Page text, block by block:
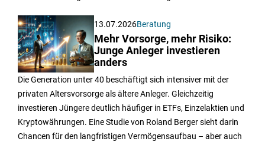
13.07.2026Beratung
Mehr Vorsorge, mehr Risiko:
Junge Anleger investieren
anders
Die Generation unter 40 beschäftigt sich intensiver mit der
privaten Altersvorsorge als ältere Anleger. Gleichzeitig
investieren Jüngere deutlich häufiger in ETFs, Einzelaktien und
Kryptowährungen. Eine Studie von Roland Berger sieht darin
Chancen für den langfristigen Vermögensaufbau – aber auch